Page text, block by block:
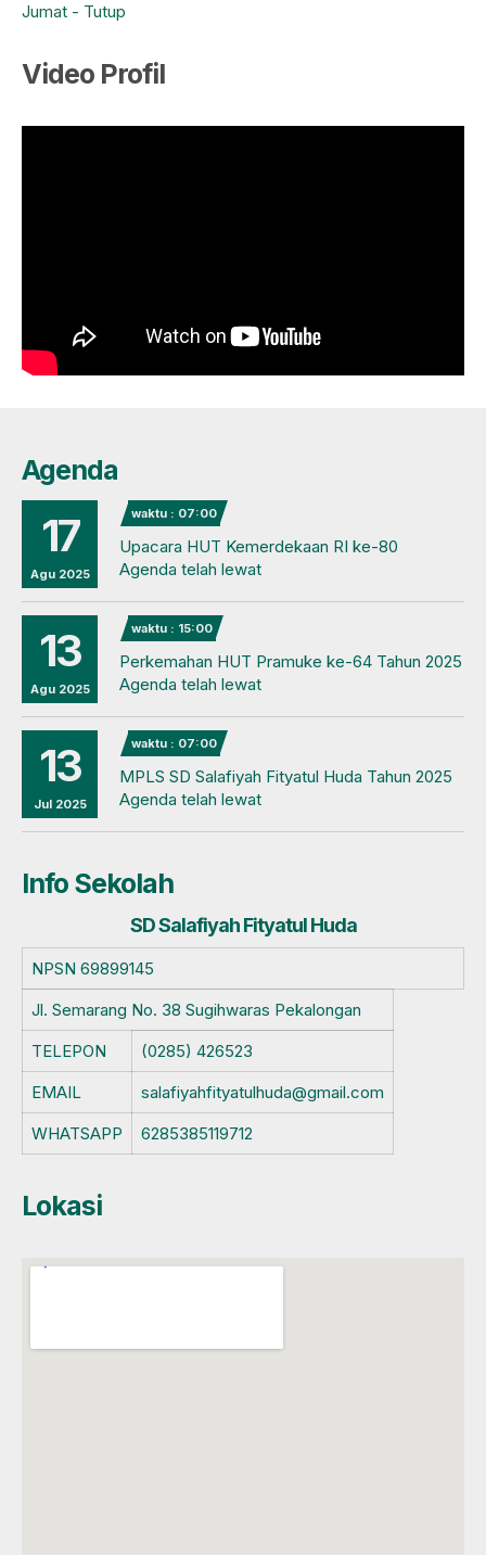
Jumat - Tutup
Video Profil
Agenda
17
Agu 2025
waktu : 07:00
Upacara HUT Kemerdekaan RI ke-80
Agenda telah lewat
13
Agu 2025
waktu : 15:00
Perkemahan HUT Pramuke ke-64 Tahun 2025
Agenda telah lewat
13
Jul 2025
waktu : 07:00
MPLS SD Salafiyah Fityatul Huda Tahun 2025
Agenda telah lewat
Info Sekolah
SD Salafiyah Fityatul Huda
NPSN 69899145
Jl. Semarang No. 38 Sugihwaras Pekalongan
TELEPON
(0285) 426523
EMAIL
salafiyahfityatulhuda@gmail.com
WHATSAPP
6285385119712
Lokasi